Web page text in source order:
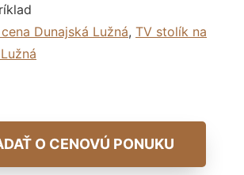
Dunajská Lužná, TV stolík na
O CENOVÚ PONUKU